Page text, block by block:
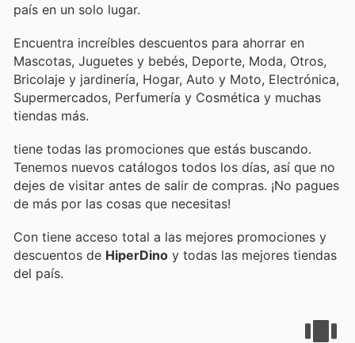
país en un solo lugar.
Encuentra increíbles descuentos para ahorrar en
Mascotas, Juguetes y bebés, Deporte, Moda, Otros,
Bricolaje y jardinería, Hogar, Auto y Moto, Electrónica,
Supermercados, Perfumería y Cosmética y muchas
tiendas más.
tiene todas las promociones que estás buscando.
Tenemos nuevos catálogos todos los días, así que no
dejes de visitar antes de salir de compras. ¡No pagues
de más por las cosas que necesitas!
Con tiene acceso total a las mejores promociones y
descuentos de HiperDino y todas las mejores tiendas
del país.